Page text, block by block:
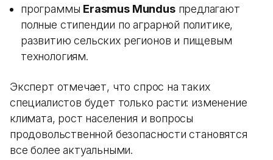
программы Erasmus Mundusпредлагают
полные стипендии по аграрной политике,
развитию сельских регионов и пищевым
технологиям.
Эксперт отмечает, что спрос на таких
специалистов будет только расти: изменение
климата, рост населения и вопросы
продовольственной безопасности становятся
все более актуальными.